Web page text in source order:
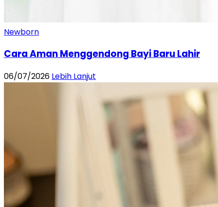
Newborn
Cara Aman Menggendong Bayi Baru Lahir
06/07/2026 Lebih Lanjut